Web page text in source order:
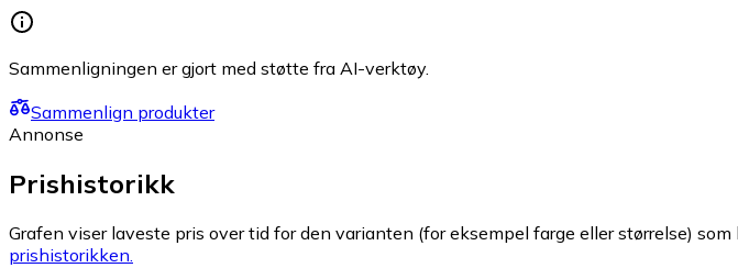
Sammenligningen er gjort med støtte fra AI-verktøy.
Sammenlign produkter
Annonse
Prishistorikk
Grafen viser laveste pris over tid for den varianten (for eksempel farge eller størrelse)
prishistorikken.